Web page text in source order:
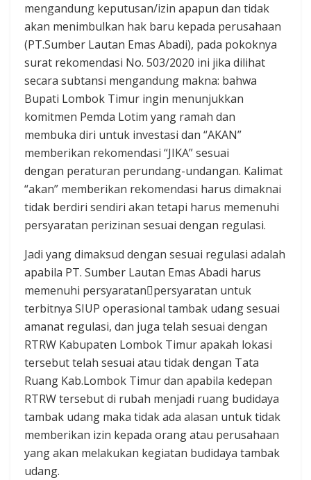
mengandung keputusan/izin apapun dan tidak
akan menimbulkan hak baru kepada perusahaan
(PT.Sumber Lautan Emas Abadi), pada pokoknya
surat rekomendasi No. 503/2020 ini jika dilihat
secara subtansi mengandung makna: bahwa
Bupati Lombok Timur ingin menunjukkan
komitmen Pemda Lotim yang ramah dan
membuka diri untuk investasi dan “AKAN”
memberikan rekomendasi “JIKA” sesuai
dengan peraturan perundang-undangan. Kalimat
“akan” memberikan rekomendasi harus dimaknai
tidak berdiri sendiri akan tetapi harus memenuhi
persyaratan perizinan sesuai dengan regulasi.
Jadi yang dimaksud dengan sesuai regulasi adalah
apabila PT. Sumber Lautan Emas Abadi harus
memenuhi persyaratan￾persyaratan untuk
terbitnya SIUP operasional tambak udang sesuai
amanat regulasi, dan juga telah sesuai dengan
RTRW Kabupaten Lombok Timur apakah lokasi
tersebut telah sesuai atau tidak dengan Tata
Ruang Kab.Lombok Timur dan apabila kedepan
RTRW tersebut di rubah menjadi ruang budidaya
tambak udang maka tidak ada alasan untuk tidak
memberikan izin kepada orang atau perusahaan
yang akan melakukan kegiatan budidaya tambak
udang.